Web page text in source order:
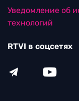
Уведомление об
технологий
RTVI в соцсетях